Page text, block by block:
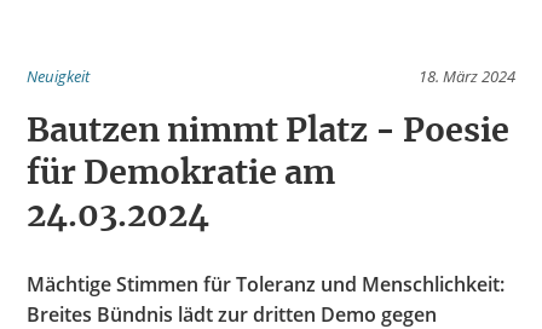
Neuigkeit 18. März 2024
Bautzen nimmt Platz - Poesie
für Demokratie am
24.03.2024
Mächtige Stimmen für Toleranz und Menschlichkeit:
Breites Bündnis lädt zur dritten Demo gegen